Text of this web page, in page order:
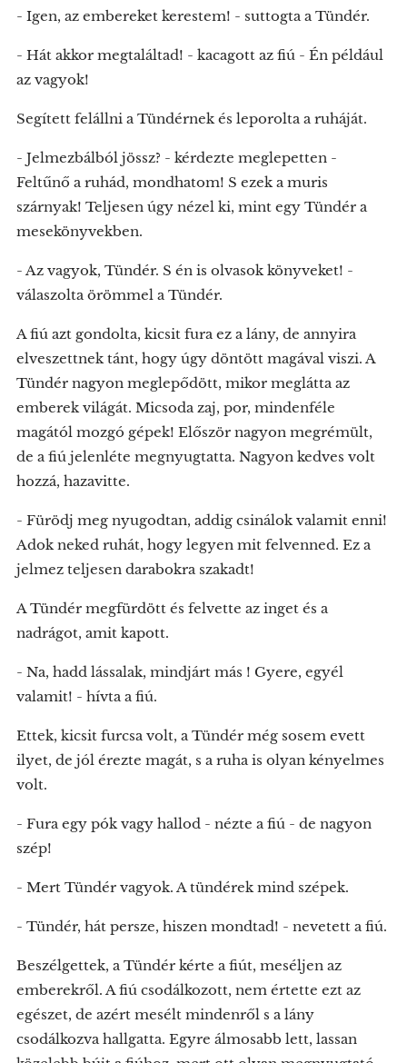
- Igen, az embereket kerestem! - suttogta a Tündér.
- Hát akkor megtaláltad! - kacagott az fiú - Én például
az vagyok!
Segített felállni a Tündérnek és leporolta a ruháját.
- Jelmezbálból jössz? - kérdezte meglepetten -
Feltűnő a ruhád, mondhatom! S ezek a muris
szárnyak! Teljesen úgy nézel ki, mint egy Tündér a
mesekönyvekben.
- Az vagyok, Tündér. S én is olvasok könyveket! -
válaszolta örömmel a Tündér.
A fiú azt gondolta, kicsit fura ez a lány, de annyira
elveszettnek tánt, hogy úgy döntött magával viszi. A
Tündér nagyon meglepődött, mikor meglátta az
emberek világát. Micsoda zaj, por, mindenféle
magától mozgó gépek! Először nagyon megrémült,
de a fiú jelenléte megnyugtatta. Nagyon kedves volt
hozzá, hazavitte.
- Fürödj meg nyugodtan, addig csinálok valamit enni!
Adok neked ruhát, hogy legyen mit felvenned. Ez a
jelmez teljesen darabokra szakadt!
A Tündér megfürdött és felvette az inget és a
nadrágot, amit kapott.
- Na, hadd lássalak, mindjárt más ! Gyere, egyél
valamit! - hívta a fiú.
Ettek, kicsit furcsa volt, a Tündér még sosem evett
ilyet, de jól érezte magát, s a ruha is olyan kényelmes
volt.
- Fura egy pók vagy hallod - nézte a fiú - de nagyon
szép!
- Mert Tündér vagyok. A tündérek mind szépek.
- Tündér, hát persze, hiszen mondtad! - nevetett a fiú.
Beszélgettek, a Tündér kérte a fiút, meséljen az
emberekről. A fiú csodálkozott, nem értette ezt az
egészet, de azért mesélt mindenről s a lány
csodálkozva hallgatta. Egyre álmosabb lett, lassan